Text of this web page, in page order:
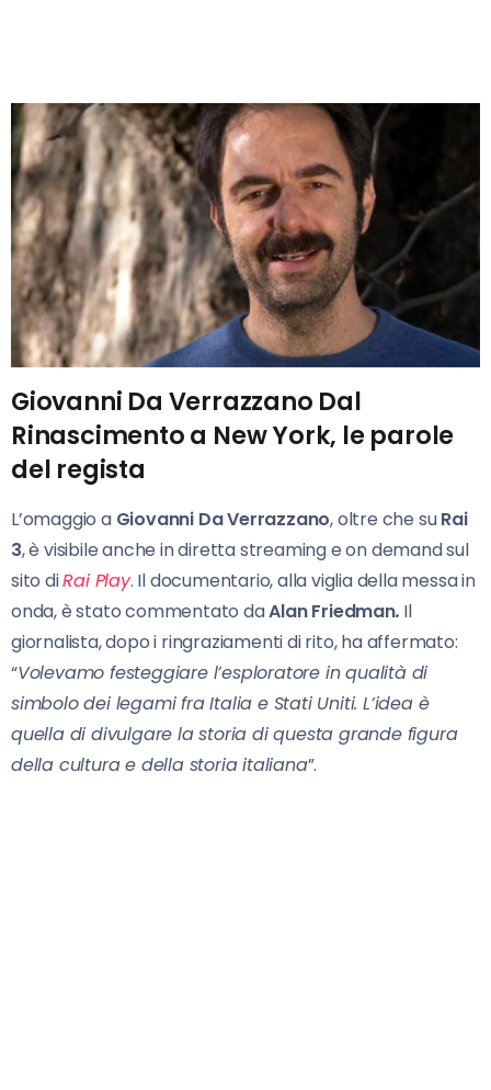
Giovanni Da Verrazzano Dal
Rinascimento a New York, le parole
del regista
L’omaggio a Giovanni Da Verrazzano, oltre che suRai
3, è visibile anche in diretta streaming e on demand sul
sito diRai Play. Il documentario, alla viglia della messa in
onda, è stato commentato daAlan Friedman. Il
giornalista, dopo i ringraziamenti di rito, ha affermato:
“Volevamo festeggiare l’esploratore in qualità di
simbolo dei legami fra Italia e Stati Uniti. L’idea è
quella di divulgare la storia di questa grande figura
della cultura e della storia italiana”.